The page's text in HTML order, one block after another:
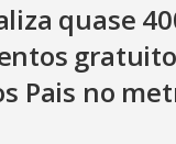
quase
Pais no